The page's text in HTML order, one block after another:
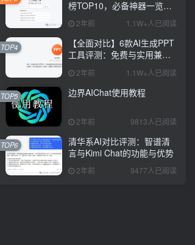
榜TOP10，必备神器一览无
2年前 1.1W+人已阅读
【全面对比】6款AI生成PPT
工具评测：免费与实用兼
具，哪款更胜一筹？
2年前 1.1W+人已阅读
TOP4
边界AIChat使用教程
2年前 9813人已阅读
TOP5
清华系AI对比评测：智谱清
言与Kimi Chat的功能与优势
2年前 9477人已阅读
TOP6